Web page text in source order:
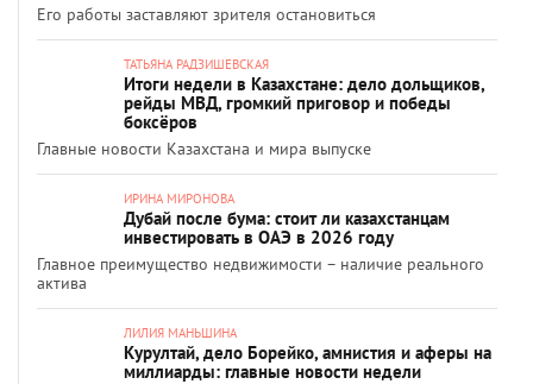
Его работы заставляют зрителя остановиться
ТАТЬЯНА РАДЗИШЕВСКАЯ
Итоги недели в Казахстане: дело дольщиков,
рейды МВД, громкий приговор и победы
боксёров
Главные новости Казахстана и мира выпуске
ИРИНА МИРОНОВА
Дубай после бума: стоит ли казахстанцам
инвестировать в ОАЭ в 2026 году
Главное преимущество недвижимости – наличие реального
актива
ЛИЛИЯ МАНЬШИНА
Курултай, дело Борейко, амнистия и аферы на
миллиарды: главные новости недели